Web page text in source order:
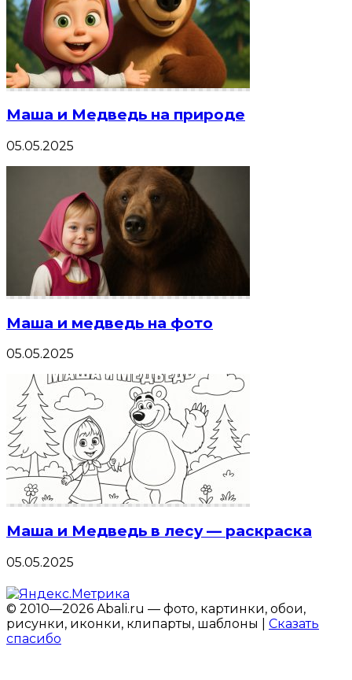
Маша и Медведь на природе
05.05.2025
Маша и медведь на фото
05.05.2025
Маша и Медведь в лесу — раскраска
05.05.2025
© 2010—2026 Abali.ru — фото, картинки, обои,
рисунки, иконки, клипарты, шаблоны | Сказать
спасибо